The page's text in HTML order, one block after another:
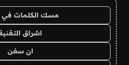
مسك الكلمات
اشراق
ان سفن